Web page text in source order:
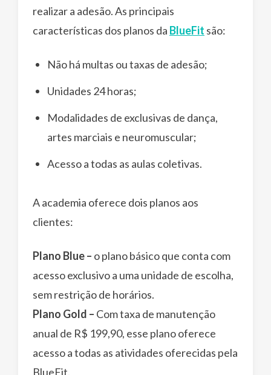
realizar a adesão. As principais
características dos planos da BlueFit são:
Não há multas ou taxas de adesão;
Unidades 24 horas;
Modalidades de exclusivas de dança,
artes marciais e neuromuscular;
Acesso a todas as aulas coletivas.
A academia oferece dois planos aos
clientes:
Plano Blue – o plano básico que conta com
acesso exclusivo a uma unidade de escolha,
sem restrição de horários.
Plano Gold – Com taxa de manutenção
anual de R$ 199,90, esse plano oferece
acesso a todas as atividades oferecidas pela
BlueFit.